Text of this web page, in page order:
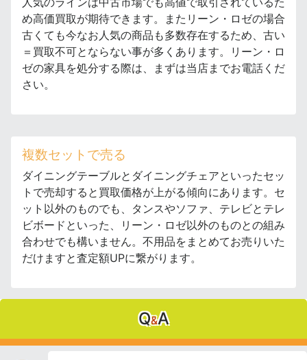
め高価買取が期待できます。またリーン・ロゼの場合
古くても今なお人気の商品も多数存在するため、古い
＝買取不可とならない事が多くあります。リーン・ロ
ゼの家具を処分する際は、まずは当店までお電話くだ
さい。
複数セットで売る
ダイニングテーブルとダイニングチェアといったセッ
トで売却すると買取価格が上がる傾向にあります。セ
ット以外のものでも、タンスやソファ、テレビとテレ
ビボードといった、リーン・ロゼ以外のものとの組み
合わせでも構いません。不用品をまとめてお売りいた
だけますと査定額UPに繋がります。
Q&A